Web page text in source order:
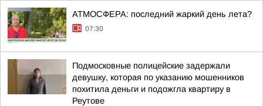
АТМОСФЕРА: последний жаркий день лета?
07:30
Подмосковные полицейские задержали
девушку, которая по указанию мошенников
похитила деньги и подожгла квартиру в
Реутове